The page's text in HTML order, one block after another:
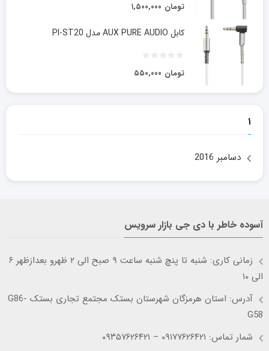
۱,۵۰۰,۰۰۰ تومان
کابل AUX PURE AUDIO مدل PI-ST20
۵۵۰,۰۰۰ تومان
۱
دسامبر 2016
آسوده خاطر با دی جی بازار سرویس
زمانی کاری: شنبه تا پنچ شنبه ساعت ۹ صبح الی ۲ ظهرو بعدازظهر ۶
الی ۱۰
آدرس: استان هرمزگان شهرستان بستک مجتمع تجاری بستک G86-
G58
شمار تماس: ۰۹۱۷۷۶۲۶۴۲۱ – ۰۹۳۵۷۶۲۶۴۲۱